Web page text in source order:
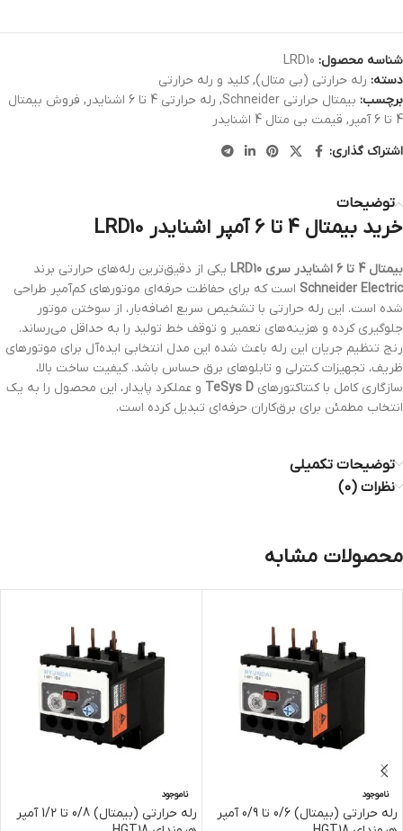
شناسه محصول: LRD10
دسته: رله حرارتی (بی متال), کلید و رله حرارتی
برچسب: بیمتال حرارتی Schneider , رله حرارتی 4 تا 6 اشنایدر , فروش بیمتال
4 تا 6 آمپر
, قیمت بی متال 4 اشنایدر
اشتراک گذاری:
توضیحات
خرید بیمتال 4 تا 6 آمپر اشنایدر LRD10
بیمتال 4 تا 6 اشنایدر سری LRD10
یکی از دقیق‌ترین رله‌های حرارتی برند
Schneider Electric است که برای حفاظت حرفه‌ای موتورهای کم‌آمپر طراحی
شده است. این رله حرارتی با تشخیص سریع اضافه‌بار، از سوختن موتور
جلوگیری کرده و هزینه‌های تعمیر و توقف خط تولید را به حداقل می‌رساند.
رنج تنظیم جریان این رله باعث شده این مدل انتخابی ایده‌آل برای موتورهای
ظریف، تجهیزات کنترلی و تابلوهای برق حساس باشد. کیفیت ساخت بالا،
سازگاری کامل با کنتاکتورهای TeSys D و عملکرد پایدار، این محصول را به یک
انتخاب مطمئن برای برق‌کاران حرفه‌ای تبدیل کرده است.
توضیحات تکمیلی
نظرات (0)
محصولات مشابه
ناموجود
رله حرارتی (بیمتال) 0/6 تا 0/9 آمپر
ناموجود
رله حرارتی (بیمتال) 0/8 تا 1/2 آمپر